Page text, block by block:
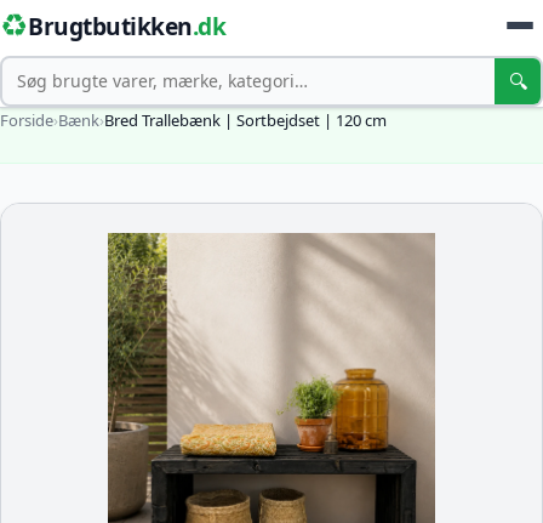
♻️Brugtbutikken.dk
Søg 🔍
Forside›Bænk›Bred Trallebænk | Sortbejdset | 120 cm